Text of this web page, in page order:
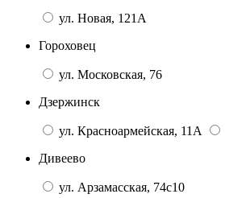
ул. Новая, 121А
Гороховец
ул. Московская, 76
Дзержинск
ул. Красноармейская, 11А
Дивеево
ул. Арзамасская, 74с10